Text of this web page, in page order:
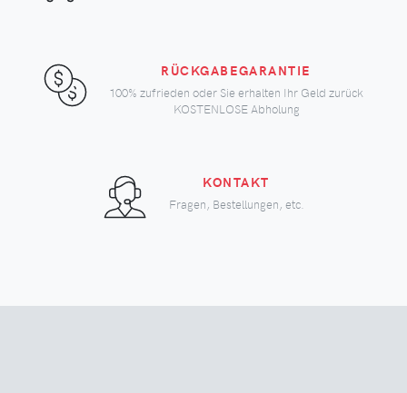
RÜCKGABEGARANTIE
100% zufrieden oder Sie erhalten Ihr Geld zurück
KOSTENLOSE Abholung
KONTAKT
Fragen, Bestellungen, etc.